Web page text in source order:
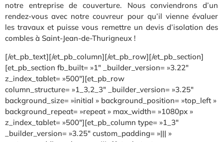
notre entreprise de couverture. Nous conviendrons d’un
rendez-vous avec notre couvreur pour qu’il vienne évaluer
les travaux et puisse vous remettre un devis d’isolation des
combles à Saint-Jean-de-Thurigneux !
[/et_pb_text][/et_pb_column][/et_pb_row][/et_pb_section]
[et_pb_section fb_built= »1″ _builder_version= »3.22″
z_index_tablet= »500″][et_pb_row
column_structure= »1_3,2_3″ _builder_version= »3.25″
background_size= »initial » background_position= »top_left »
background_repeat= »repeat » max_width= »1080px »
z_index_tablet= »500″][et_pb_column type= »1_3″
_builder_version= »3.25″ custom_padding= »||| »